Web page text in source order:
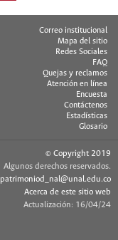
Correo institucional
Mapa del sitio
Redes Sociales
FAQ
Quejas y reclamos
Atención en línea
Encuesta
Contáctenos
Estadísticas
Glosario
© Copyright 2019
Algunos derechos reservados.
patrimoniod_nal@unal.edu.co
Acerca de este sitio web
Actualización: 16/04/24